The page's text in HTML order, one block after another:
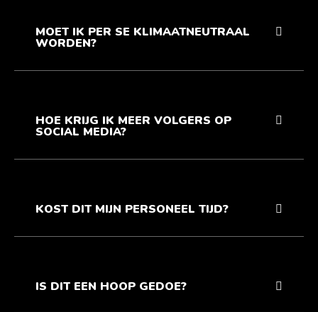
MOET IK PER SE KLIMAATNEUTRAAL
WORDEN?
HOE KRIJG IK MEER VOLGERS OP
SOCIAL MEDIA?
KOST DIT MIJN PERSONEEL TIJD?
IS DIT EEN HOOP GEDOE?